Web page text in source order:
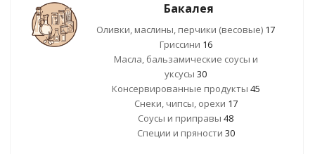
Бакалея
Оливки, маслины, перчики (весовые) 17
Гриссини 16
Масла, бальзамические соусы и
уксусы 30
Консервированные продукты 45
Снеки, чипсы, орехи 17
Соусы и приправы 48
Специи и пряности 30